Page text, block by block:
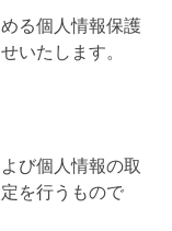
る個人情報保護
いたします。
び個人情報の取
を行うもので